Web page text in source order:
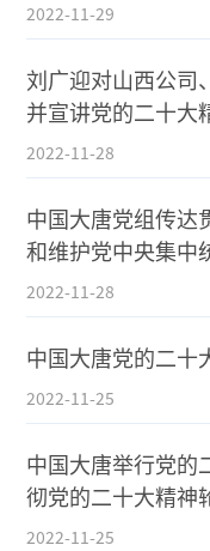
2022-11-29
刘广迎对山西公司
并宣讲党的二十大
2022-11-28
中国大唐党组传达
和维护党中央集中
2022-11-28
中国大唐党的二十
2022-11-25
中国大唐举行党的
彻党的二十大精神
2022-11-25